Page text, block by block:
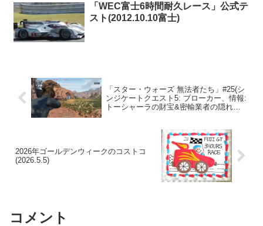
「WEC富士6時間耐久レース」公式テ
スト(2012.10.10富士)
「スター・ウォーズ 無法者たち」#25(シ
ンジケートクエスト5: ブローカー、情報:
トーシャーラの財宝&密輸業者の隠れ家&
2026年ゴールデンウィークのコストコ
(2026.5.5)
コメント